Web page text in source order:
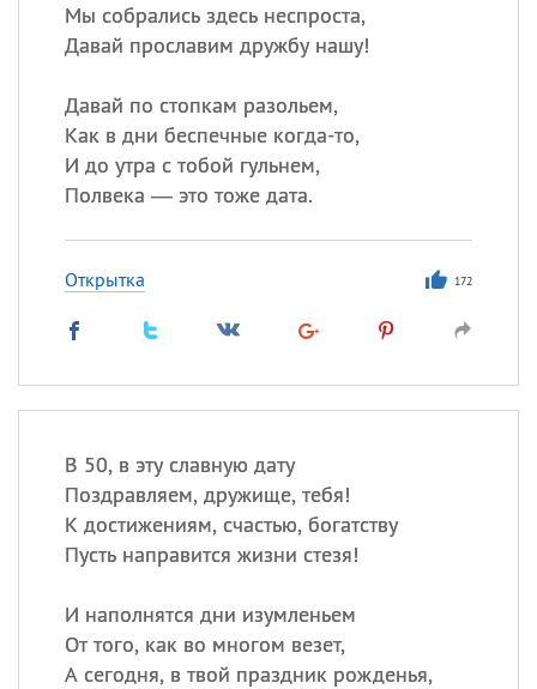
Мы собрались здесь неспроста,
Давай прославим дружбу нашу!
Давай по стопкам разольем,
Как в дни беспечные когда-то,
И до утра с тобой гульнем,
Полвека — это тоже дата.
Открытка 172
В 50, в эту славную дату
Поздравляем, дружище, тебя!
К достижениям, счастью, богатству
Пусть направится жизни стезя!
И наполнятся дни изумленьем
От того, как во многом везет,
А сегодня, в твой праздник рожденья,